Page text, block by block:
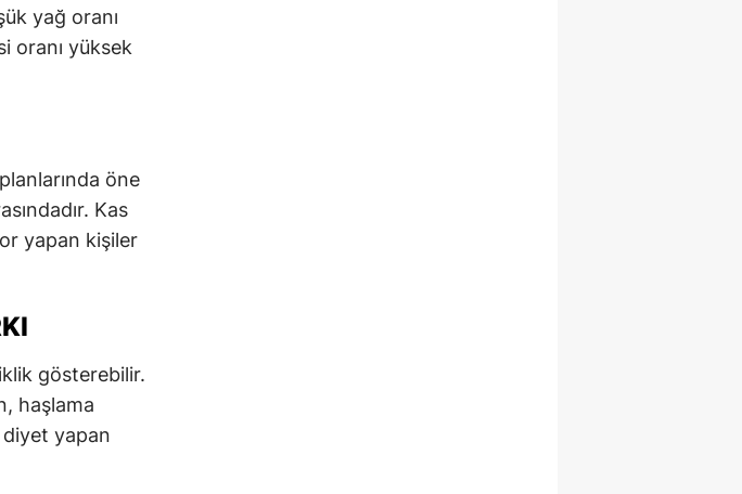
yağ oranı
oranı yüksek
öne
Kas
yapan kişiler
gösterebilir.
haşlama
yapan